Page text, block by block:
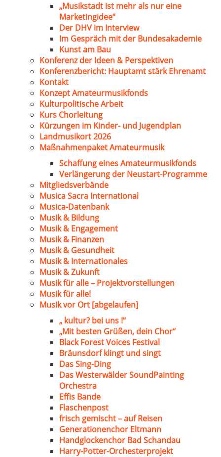
„Musikstadt ist mehr als nur eine
Marketingidee“
Der DHV im Interview
Im Gespräch mit der Bundesakademie
Kunst am Bau
Konferenz der Ideen & Perspektiven
Konferenzbericht: Hauptamt stärk Ehrenamt
Kontakt
Konzept Amateurmusikfonds
Kulturpolitische Arbeit
Kurs Chorleitung
Kürzungen im Kinder- und Jugendplan
Landmusikort 2026
Maßnahmenpaket Amateurmusik
Schaffung eines Amateurmusikfonds
Verlängerung der Neustart-Programme
Mitgliedsverbände
Musica Sacra International
Musica-Datenbank
Musik & Bildung
Musik & Engagement
Musik & Finanzen
Musik & Gesundheit
Musik & Internationales
Musik & Zukunft
Musik für alle – Projektvorstellungen
Musik für alle!
Musik vor Ort [abgelaufen]
„ kultur? bei uns !“
„Mit besten Grüßen, dein Chor“
Black Forest Voices Festival
Bräunsdorf klingt und singt
Das Sing-Ding
Das Westerwälder SoundPainting
Orchestra
Effis Bande
Flaschenpost
frisch gemischt – auf Reisen
Generationenchor Eltmann
Handglockenchor Bad Schandau
Harry-Potter-Orchesterprojekt